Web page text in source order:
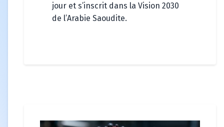
jour et s’inscrit dans la Vision 2030
de l’Arabie Saoudite.